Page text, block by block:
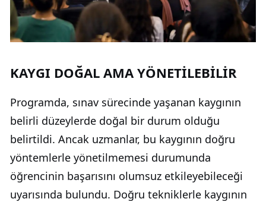
KAYGI DOĞAL AMA YÖNETİLEBİLİR
Programda, sınav sürecinde yaşanan kaygının
belirli düzeylerde doğal bir durum olduğu
belirtildi. Ancak uzmanlar, bu kaygının doğru
yöntemlerle yönetilmemesi durumunda
öğrencinin başarısını olumsuz etkileyebileceği
uyarısında bulundu. Doğru tekniklerle kaygının